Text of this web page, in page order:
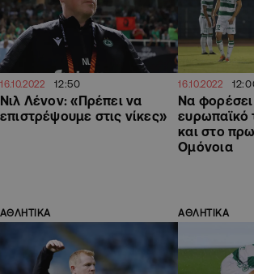
16.10.2022 12:50
Νιλ Λένον: «Πρέπει να
επιστρέψουμε στις νίκες»
16.10.2022
Να
ευρωπαϊκό
και στο
Ομόνοια
ΑΘΛΗΤΙΚΑ ΑΘΛΗΤΙΚΑ